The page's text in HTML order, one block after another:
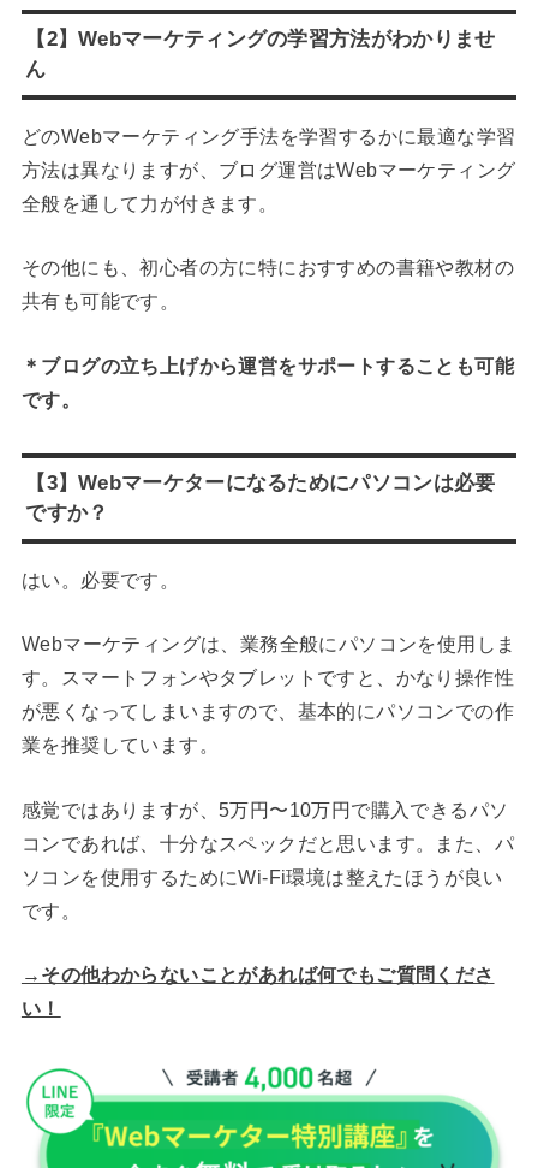
【2】Webマーケティングの学習方法がわかりませ
ん
どのWebマーケティング手法を学習するかに最適な学習
方法は異なりますが、ブログ運営はWebマーケティング
全般を通して力が付きます。
その他にも、初心者の方に特におすすめの書籍や教材の
共有も可能です。
＊ブログの立ち上げから運営をサポートすることも可能
です。
【3】Webマーケターになるためにパソコンは必要
ですか？
はい。必要です。
Webマーケティングは、業務全般にパソコンを使用しま
す。スマートフォンやタブレットですと、かなり操作性
が悪くなってしまいますので、基本的にパソコンでの作
業を推奨しています。
感覚ではありますが、5万円〜10万円で購入できるパソ
コンであれば、十分なスペックだと思います。また、パ
ソコンを使用するためにWi-Fi環境は整えたほうが良い
です。
→その他わからないことがあれば何でもご質問くださ
い！